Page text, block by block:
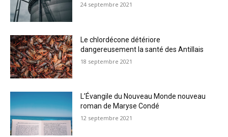
24 septembre 2021
Le chlordécone détériore
dangereusement la santé des Antillais
18 septembre 2021
L’Évangile du Nouveau Monde nouveau
roman de Maryse Condé
12 septembre 2021